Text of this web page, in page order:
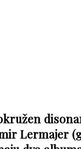
Lermajer